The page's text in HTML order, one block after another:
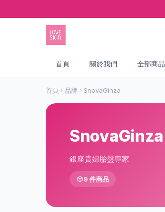
首頁 關於我們 全部商品
首頁 品牌 SnovaGinza
SnovaGinza
銀座貴婦胎盤專家
9 件商品